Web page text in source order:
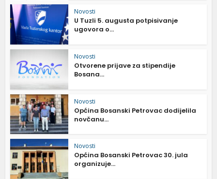
Novosti
U Tuzli 5. augusta potpisivanje
ugovora o...
Novosti
Otvorene prijave za stipendije
Bosana...
Novosti
Općina Bosanski Petrovac dodijelila
novčanu...
Novosti
Općina Bosanski Petrovac 30. jula
organizuje...